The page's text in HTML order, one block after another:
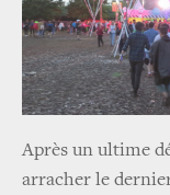
Après un ultime
arracher le